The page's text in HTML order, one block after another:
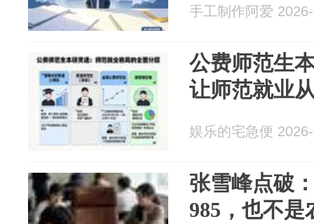
手工制作阿爱
公费师范生
让师范就业
娱乐的宅急便
张雪峰点破
985，也不是